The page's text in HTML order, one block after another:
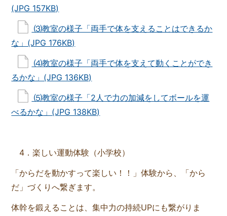
(JPG 157KB)
⑶教室の様子「両手で体を支えることはできるか
な」(JPG 176KB)
⑷教室の様子「両手で体を支えて動くことができ
るかな」(JPG 136KB)
⑸教室の様子「2人で力の加減をしてボールを運
べるかな」(JPG 138KB)
4．楽しい運動体験（小学校）
「からだを動かすって楽しい！！」体験から、「から
だ」づくりへ繋ぎます。
体幹を鍛えることは、集中力の持続UPにも繋がりま